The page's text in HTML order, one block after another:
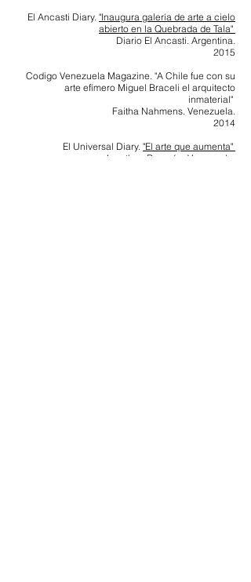
El Ancasti Diary. "Inaugura galería de arte a cielo
abierto en la Quebrada de Tala"
Diario El Ancasti. Argentina.
2015
Codigo Venezuela Magazine. "A Chile fue con su
arte efímero Miguel Braceli el arquitecto
inmaterial"
Faitha Nahmens. Venezuela.
2014
El Universal Diary. "El arte que aumenta"
Jonathan Reverón. Venezuela.